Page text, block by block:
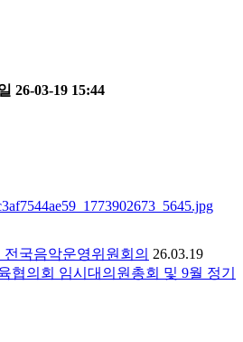
26-03-19 15:44
전국음악운영위원회의 26.03.19
협의회 임시대의원총회 및 9월 정기